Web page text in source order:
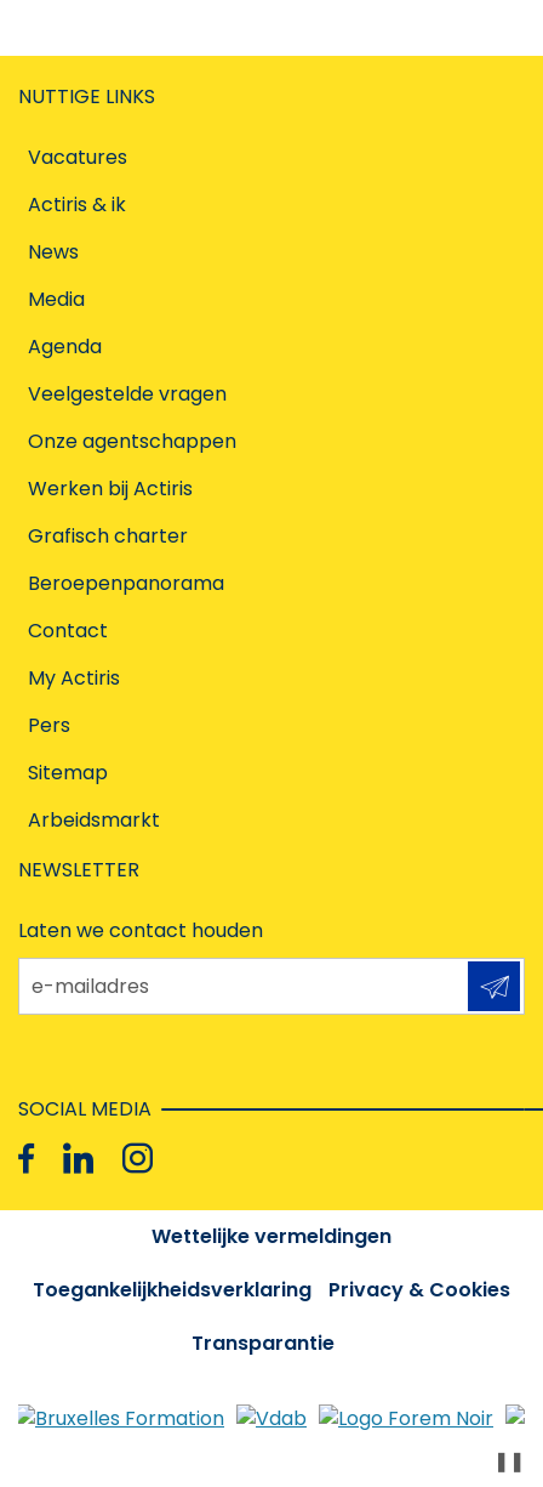
NUTTIGE LINKS
Vacatures
Actiris & ik
News
Media
Agenda
Veelgestelde vragen
Onze agentschappen
Werken bij Actiris
Grafisch charter
Beroepenpanorama
Contact
My Actiris
Pers
Sitemap
Arbeidsmarkt
NEWSLETTER
Laten we contact houden
e-mailadres
SOCIAL MEDIA
Wettelijke vermeldingen
Toegankelijkheidsverklaring
Privacy & Cookies
Transparantie
❚❚